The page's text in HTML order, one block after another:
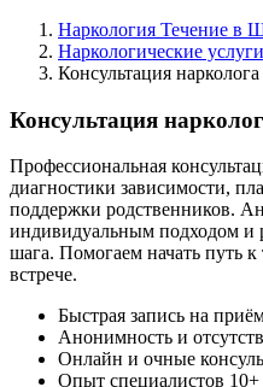
Наркология Течение в
Наркологические услуги
Консультация нарколога
Консультация
Профессиональная
диагностики зависимости,
поддержки родственников.
индивидуальным подходом и
шага. Помогаем начать путь к
встрече.
Быстрая запись на
Анонимность и
Онлайн и очные
Опыт специалистов 10+